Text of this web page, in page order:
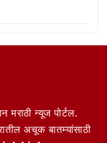
मराठी न्यूज पोर्टल.
अचूक बातम्यांसाठी